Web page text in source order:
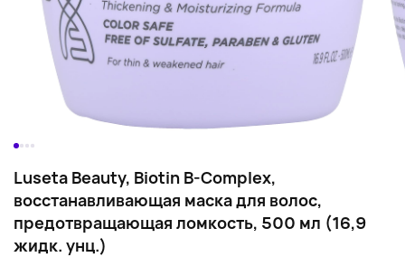
Luseta Beauty, Biotin B-Complex,
восстанавливающая маска для волос,
предотвращающая ломкость, 500 мл (16,9
жидк. унц.)